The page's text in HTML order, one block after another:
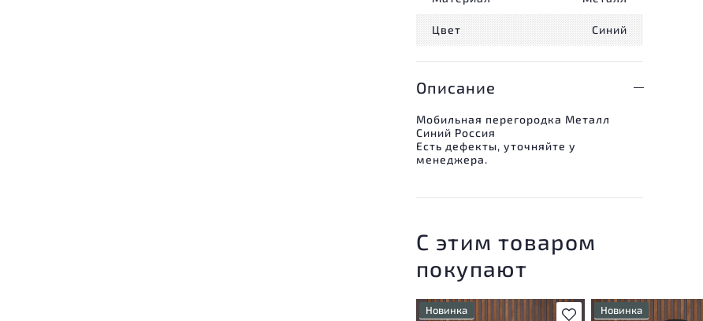
Цвет Синий
Описание
Мобильная перегородка Металл
Синий Россия
Есть дефекты, уточняйте у
менеджера.
С этим товаром
покупают
В избранное
Новинка Новинка